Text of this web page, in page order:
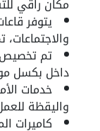
يتوفر
تم تخصيص
داخل بكسل
خدمات
واليقظة
كاميرات